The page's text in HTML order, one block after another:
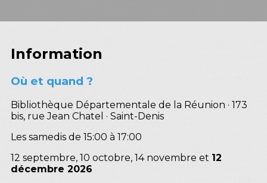
Information
Où et quand ?
Bibliothèque Départementale de la Réunion · 173
bis, rue Jean Chatel · Saint-Denis
Les samedis de 15:00 à 17:00
12 septembre, 10 octobre, 14 novembre et 12
décembre 2026